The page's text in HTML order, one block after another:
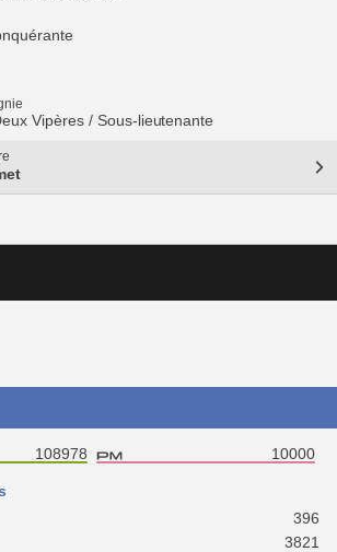
Vipères / Sous-lieutenante
108978 10000
396
3821